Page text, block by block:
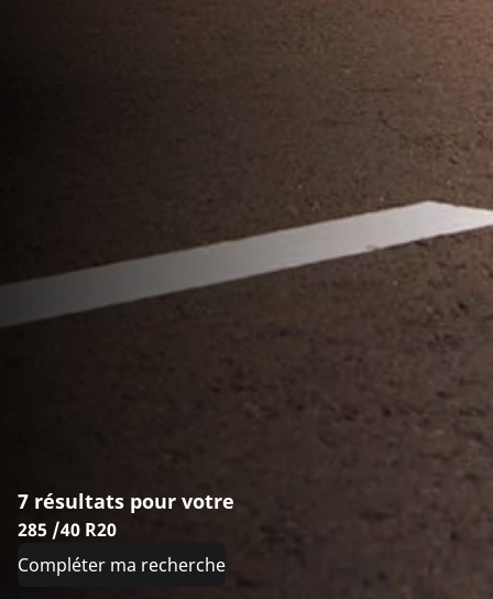
7 résultats pour votre
285 /40 R20
Compléter ma recherche